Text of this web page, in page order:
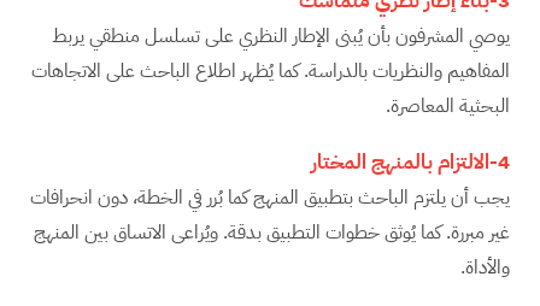
يوصي المشرفون بأن يُبنى الإطار النظري على تسلسل منطقي يربط
المفاهيم والنظريات بالدراسة. كما يُظهر اطلاع الباحث على الاتجاهات
البحثية المعاصرة.
4-الالتزام بالمنهج المختار
يجب أن يلتزم الباحث بتطبيق المنهج كما بُرر في الخطة، دون انحرافات
غير مبررة. كما يُوثق خطوات التطبيق بدقة. ويُراعى الاتساق بين المنهج
والأداة.